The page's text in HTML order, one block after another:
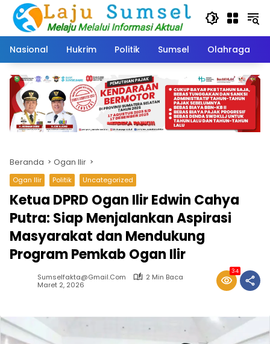
Langsung
konten
Nasional
Hukrim Politik Sumsel Olahraga
Beranda Ogan Ilir
Ogan Ilir Politik Uncategorized
Ketua DPRD Ogan Ilir Edwin Cahya
Putra: Siap Menjalankan Aspirasi
Masyarakat dan Mendukung
Program Pemkab Ogan Ilir
Sumselfakta@gmail.com
2 Min Baca
Maret 2, 2026
34